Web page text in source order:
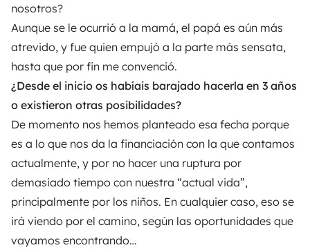
nosotros?
Aunque se le ocurrió a la mamá, el papá es aún más
atrevido, y fue quien empujó a la parte más sensata,
hasta que por fin me convenció.
¿Desde el inicio os habíais barajado hacerla en 3 años
o existieron otras posibilidades?
De momento nos hemos planteado esa fecha porque
es a lo que nos da la financiación con la que contamos
actualmente, y por no hacer una ruptura por
demasiado tiempo con nuestra “actual vida”,
principalmente por los niños. En cualquier caso, eso se
irá viendo por el camino, según las oportunidades que
vayamos encontrando…